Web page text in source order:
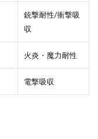
銃撃耐性/衝撃吸
収
火炎・魔力耐性
電撃吸収